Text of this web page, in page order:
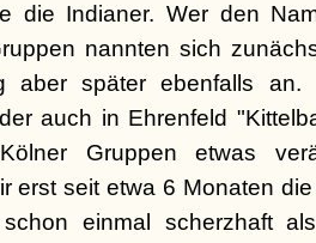
die Indianer. Wer den
nannten sich
aber später ebenfalls
auch in Ehrenfeld
Gruppen etwas
erst seit etwa 6 Monaten
einmal scherzhaft